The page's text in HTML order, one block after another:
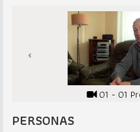
01 - 01
PERSONAS